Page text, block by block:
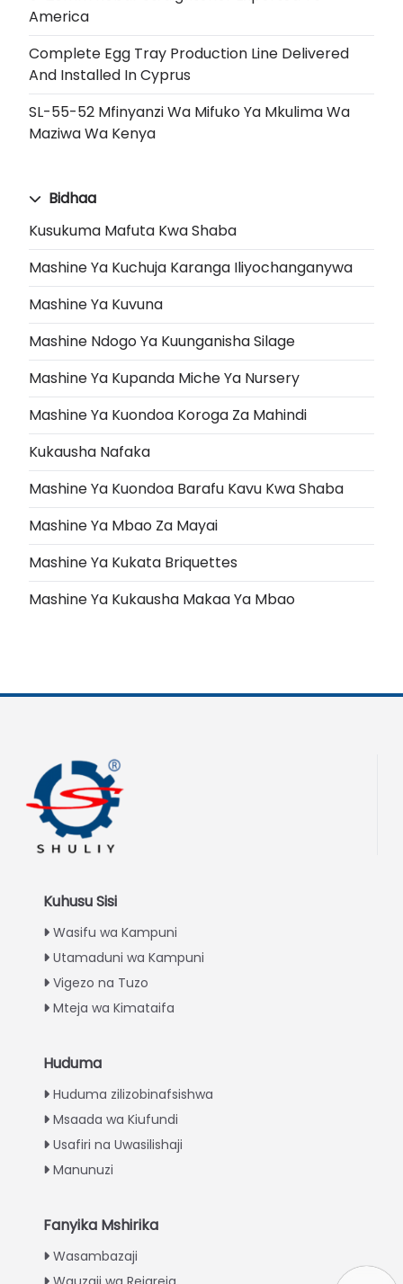
America
Complete Egg Tray Production Line Delivered
And Installed In Cyprus
SL-55-52 Mfinyanzi Wa Mifuko Ya Mkulima Wa
Maziwa Wa Kenya
Bidhaa
Kusukuma Mafuta Kwa Shaba
Mashine Ya Kuchuja Karanga Iliyochanganywa
Mashine Ya Kuvuna
Mashine Ndogo Ya Kuunganisha Silage
Mashine Ya Kupanda Miche Ya Nursery
Mashine Ya Kuondoa Koroga Za Mahindi
Kukausha Nafaka
Mashine Ya Kuondoa Barafu Kavu Kwa Shaba
Mashine Ya Mbao Za Mayai
Mashine Ya Kukata Briquettes
Mashine Ya Kukausha Makaa Ya Mbao
Kuhusu Sisi
Wasifu wa Kampuni
Utamaduni wa Kampuni
Vigezo na Tuzo
Mteja wa Kimataifa
Huduma
Huduma zilizobinafsishwa
Msaada wa Kiufundi
Usafiri na Uwasilishaji
Manunuzi
Fanyika Mshirika
Wasambazaji